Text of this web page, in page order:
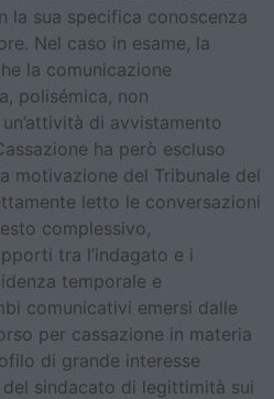
la sua specifica conoscenza
Nel caso in esame, la
la comunicazione
polisémica, non
di avvistamento
ha però escluso
motivazione del Tribunale del
letto le conversazioni
complessivo,
tra l’indagato e i
temporale e
comunicativi emersi dalle
per cassazione in materia
di grande interesse
sindacato di legittimità sui